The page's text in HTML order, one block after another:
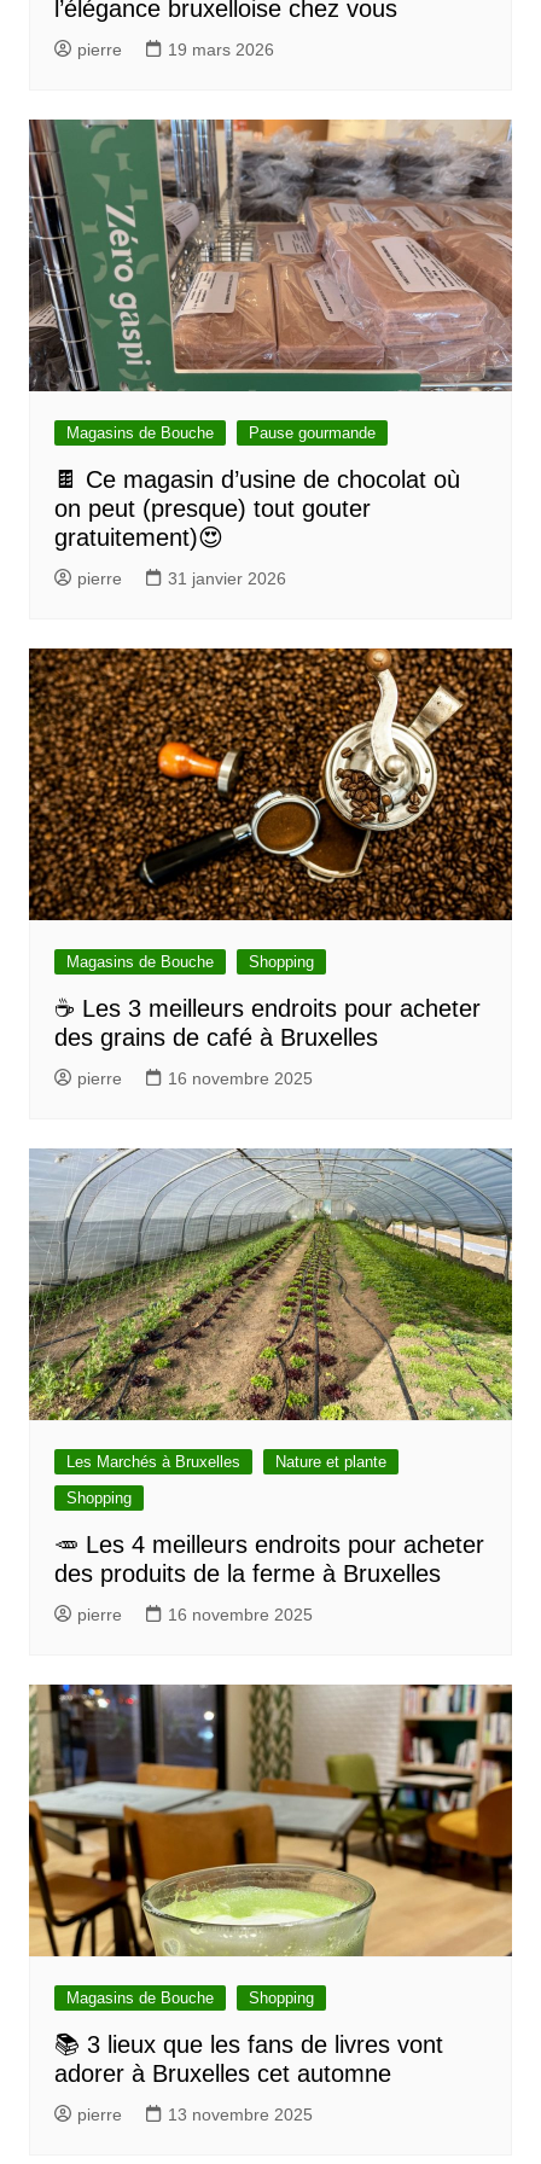
l’élégance bruxelloise chez vous
pierre 19 mars 2026
Magasins de Bouche Pause gourmande
🍫 Ce magasin d’usine de chocolat où
on peut (presque) tout gouter
gratuitement)😍
pierre 31 janvier 2026
Magasins de Bouche Shopping
☕ Les 3 meilleurs endroits pour acheter
des grains de café à Bruxelles
pierre 16 novembre 2025
Les Marchés à Bruxelles
Nature et plante
Shopping
🥕 Les 4 meilleurs endroits pour acheter
des produits de la ferme à Bruxelles
pierre 16 novembre 2025
Magasins de Bouche Shopping
📚 3 lieux que les fans de livres vont
adorer à Bruxelles cet automne
pierre 13 novembre 2025